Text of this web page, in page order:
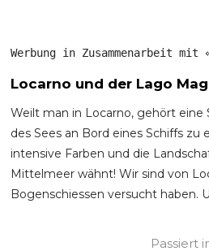
Werbung in Zusammenarbeit mit
Locarno und der Lago
Weilt man in Locarno, gehört eine
des Sees an Bord eines Schiffs zu
intensive Farben und die
Mittelmeer wähnt! Wir sind von
Bogenschiessen versucht haben.
Passiert